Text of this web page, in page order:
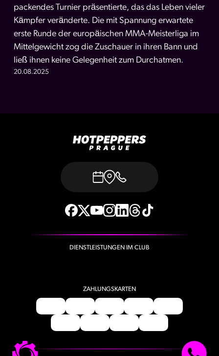
packendes Turnier präsentierte, das das Leben vieler
Kämpfer veränderte. Die mit Spannung erwartete
erste Runde der europäischen MMA-Meisterliga im
Mittelgewicht zog die Zuschauer in ihren Bann und
ließ ihnen keine Gelegenheit zum Durchatmen.
20.08.2025
DIENSTLEISTUNGEN IM CLUB
ZAHLUNGSKARTEN